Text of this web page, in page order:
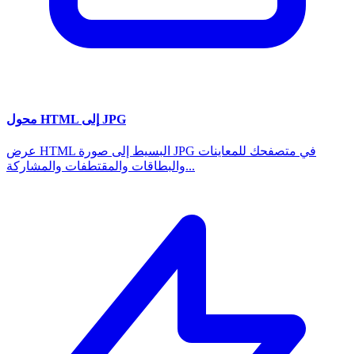
محول HTML إلى JPG
عرض HTML البسيط إلى صورة JPG في متصفحك للمعاينات
والبطاقات والمقتطفات والمشاركة...